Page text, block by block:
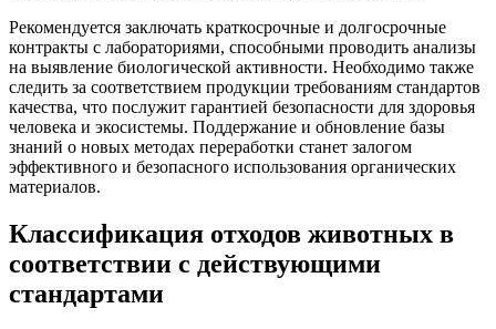
Рекомендуется заключать краткосрочные и долгосрочные
контракты с лабораториями, способными проводить анализы
на выявление биологической активности. Необходимо также
следить за соответствием продукции требованиям стандартов
качества, что послужит гарантией безопасности для здоровья
человека и экосистемы. Поддержание и обновление базы
знаний о новых методах переработки станет залогом
эффективного и безопасного использования органических
материалов.
Классификация отходов животных в
соответствии с действующими
стандартами